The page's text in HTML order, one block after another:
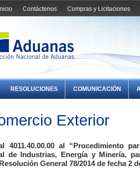
Compras y Licitaciones
Contáctenos
RESOLUCIONES COMUNICACIÓN
Exterior
al “Procedimiento
de Industrias, Energía y Minería,
General 78/2014 de fecha 2